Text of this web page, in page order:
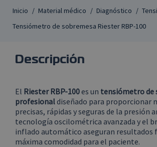
Inicio Material médico Diagnóstico
Tensiómetro de sobremesa Riester RBP-100
Descripción
El Riester RBP-100es un tensiómetro de
profesionaldiseñado para proporcionar
precisas, rápidas y seguras de la presión
tecnología oscilométrica avanzada y el
inflado automático aseguran resultados
máxima comodidad para el paciente.